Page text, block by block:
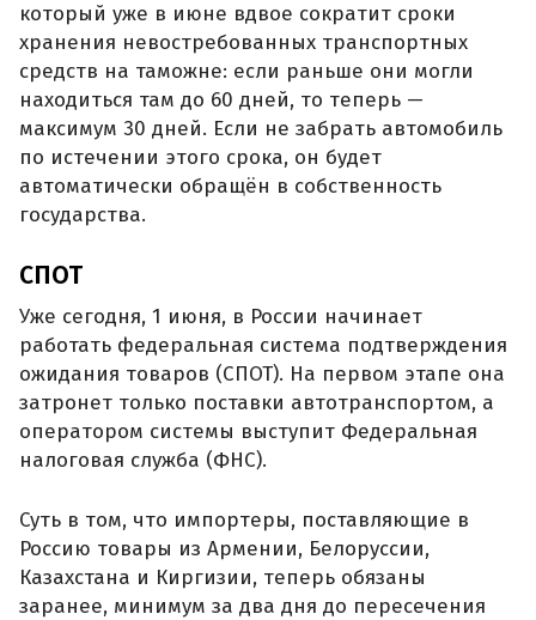
который уже в июне вдвое сократит сроки
хранения невостребованных транспортных
средств на таможне: если раньше они могли
находиться там до 60 дней, то теперь —
максимум 30 дней. Если не забрать автомобиль
по истечении этого срока, он будет
автоматически обращён в собственность
государства.
СПОТ
Уже сегодня, 1 июня, в России начинает
работать федеральная система подтверждения
ожидания товаров (СПОТ). На первом этапе она
затронет только поставки автотранспортом, а
оператором системы выступит Федеральная
налоговая служба (ФНС).
Суть в том, что импортеры, поставляющие в
Россию товары из Армении, Белоруссии,
Казахстана и Киргизии, теперь обязаны
заранее, минимум за два дня до пересечения